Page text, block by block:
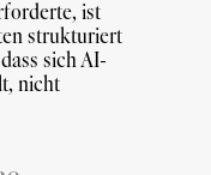
ist
strukturiert
sich AI-
nicht